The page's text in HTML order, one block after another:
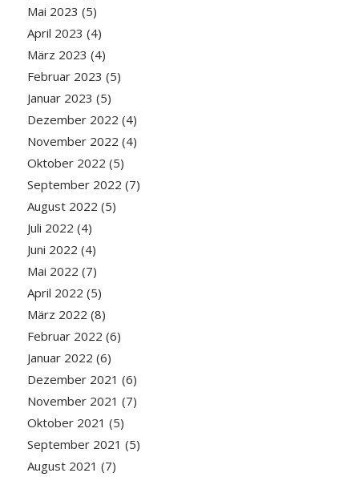
Mai 2023 (5)
April 2023 (4)
März 2023 (4)
Februar 2023 (5)
Januar 2023 (5)
Dezember 2022 (4)
November 2022 (4)
Oktober 2022 (5)
September 2022 (7)
August 2022 (5)
Juli 2022 (4)
Juni 2022 (4)
Mai 2022 (7)
April 2022 (5)
März 2022 (8)
Februar 2022 (6)
Januar 2022 (6)
Dezember 2021 (6)
November 2021 (7)
Oktober 2021 (5)
September 2021 (5)
August 2021 (7)